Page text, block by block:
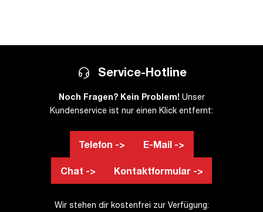
Service-Hotline
Noch Fragen? Kein Problem! Unser
Kundenservice ist nur einen Klick entfernt:
Telefon -> E-Mail ->
Chat -> Kontaktformular ->
Wir stehen dir kostenfrei zur Verfügung: